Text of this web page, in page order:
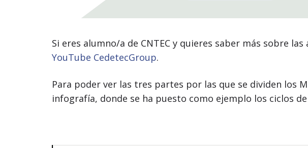
Si eres alumno/a de CNTEC y quieres saber más sobre
YouTube CedetecGroup.
Para poder ver las tres partes por las que se dividen los
infografía, donde se ha puesto como ejemplo los ciclos